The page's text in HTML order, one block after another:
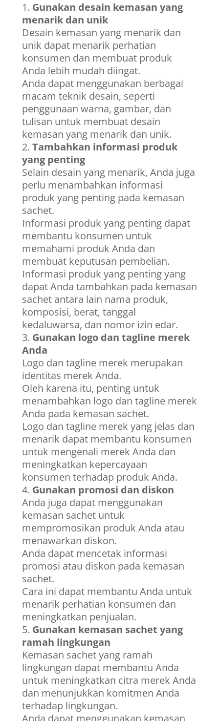
Gunakan desain kemasan yang
menarik dan unik
Desain kemasan yang menarik dan
unik dapat menarik perhatian
konsumen dan membuat produk
Anda lebih mudah diingat.
Anda dapat menggunakan berbagai
macam teknik desain, seperti
penggunaan warna, gambar, dan
tulisan untuk membuat desain
kemasan yang menarik dan unik.
Tambahkan informasi produk
yang penting
Selain desain yang menarik, Anda juga
perlu menambahkan informasi
produk yang penting pada kemasan
sachet.
Informasi produk yang penting dapat
membantu konsumen untuk
memahami produk Anda dan
membuat keputusan pembelian.
Informasi produk yang penting yang
dapat Anda tambahkan pada kemasan
sachet antara lain nama produk,
komposisi, berat, tanggal
kedaluwarsa, dan nomor izin edar.
Gunakan logo dan tagline merek
Anda
Logo dan tagline merek merupakan
identitas merek Anda.
Oleh karena itu, penting untuk
menambahkan logo dan tagline merek
Anda pada kemasan sachet.
Logo dan tagline merek yang jelas dan
menarik dapat membantu konsumen
untuk mengenali merek Anda dan
meningkatkan kepercayaan
konsumen terhadap produk Anda.
Gunakan promosi dan diskon
Anda juga dapat menggunakan
kemasan sachet untuk
mempromosikan produk Anda atau
menawarkan diskon.
Anda dapat mencetak informasi
promosi atau diskon pada kemasan
sachet.
Cara ini dapat membantu Anda untuk
menarik perhatian konsumen dan
meningkatkan penjualan.
Gunakan kemasan sachet yang
ramah lingkungan
Kemasan sachet yang ramah
lingkungan dapat membantu Anda
untuk meningkatkan citra merek Anda
dan menunjukkan komitmen Anda
terhadap lingkungan.
Anda dapat menggunakan kemasan